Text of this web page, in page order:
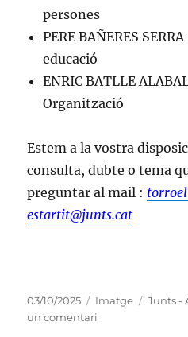
persones
PERE BAÑERES
educació
ENRIC BATLLE
Organització
Estem a la vostra
consulta, dubte o tema
preguntar al mail :
estartit@junts.cat
Publicat
el
03/10/2025 Format
Imatge Junts -
un comentari